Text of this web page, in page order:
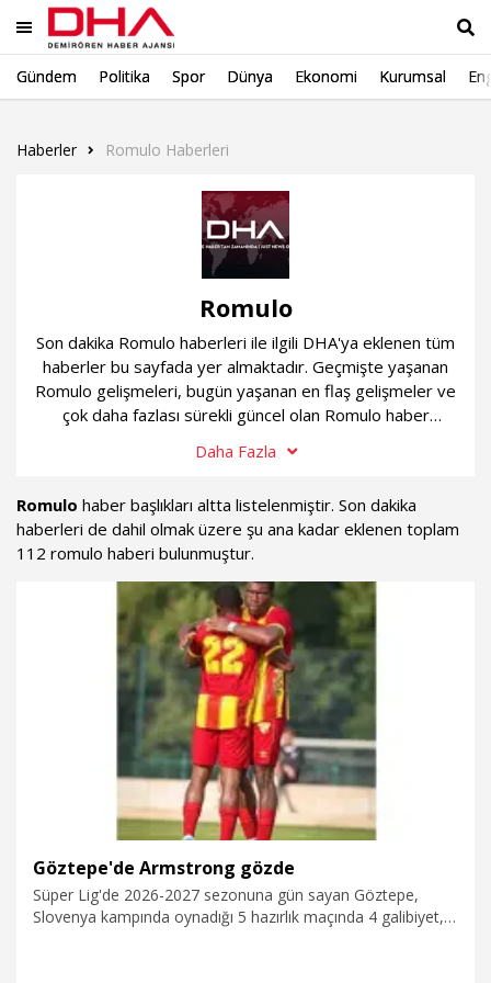
Gündem Politika Spor Dünya Ekonomi Kurumsal
Haberler Romulo Haberleri
Romulo
Son dakika Romulo haberleri ile ilgili DHA'ya eklenen tüm
haberler bu sayfada yer almaktadır. Geçmişte yaşanan
Romulo gelişmeleri, bugün yaşanan en flaş gelişmeler ve
çok daha fazlası sürekli güncel olan Romulo haber
Daha Fazla
Romulo haber başlıkları altta listelenmiştir. Son dakika
haberleri de dahil olmak üzere şu ana kadar eklenen toplam
112 romulo haberi bulunmuştur.
Göztepe'de Armstrong gözde
Süper Lig'de 2026-2027 sezonuna gün sayan Göztepe,
Slovenya kampında oynadığı 5 hazırlık maçında 4 galibiyet, 1